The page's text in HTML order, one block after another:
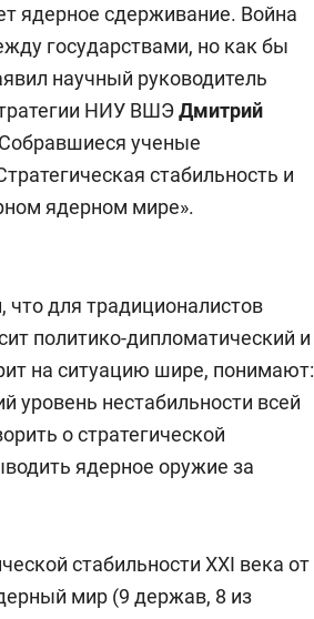
ядерное сдерживание. Война
государствами, но как бы
научный руководитель
НИУ ВШЭДмитрий
ученые
стабильность и
ядерном мире».
что для традиционалистов
политико-дипломатический и
на ситуацию шире, понимают:
нестабильности всей
о стратегической
ядерное оружие за
стабильности XXI века от
мир (9 держав, 8 из